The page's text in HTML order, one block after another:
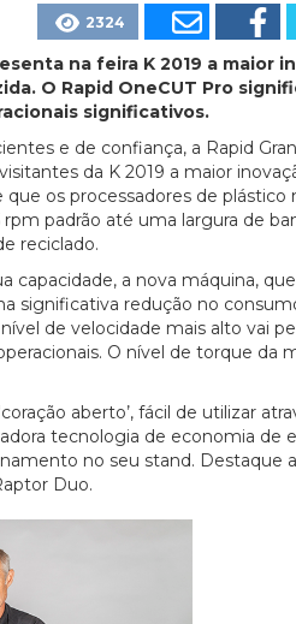
2324
na feira K 2019 a maior
O Rapid OneCUT Pro
significativos.
e de confiança, a Rapid
da K 2019 a maior
os processadores de plástico
padrão até uma largura de
reciclado.
capacidade, a nova máquina,
significativa redução no
de velocidade mais alto vai
O nível de torque da
aberto’, fácil de utilizar
tecnologia de economia de
no seu stand. Destaque
Duo.